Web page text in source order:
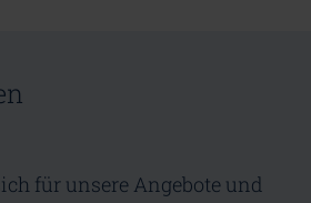
für unsere Angebote und